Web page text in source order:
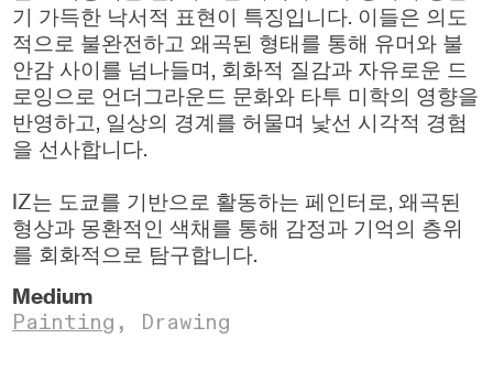
기 가득한 낙서적 표현이 특징입니다. 이들은 의도
적으로 불완전하고 왜곡된 형태를 통해 유머와 불
안감 사이를 넘나들며, 회화적 질감과 자유로운 드
로잉으로 언더그라운드 문화와 타투 미학의 영향을
반영하고, 일상의 경계를 허물며 낯선 시각적 경험
을 선사합니다.
IZ는 도쿄를 기반으로 활동하는 페인터로, 왜곡된
형상과 몽환적인 색채를 통해 감정과 기억의 층위
를 회화적으로 탐구합니다.
Medium
Painting , Drawing